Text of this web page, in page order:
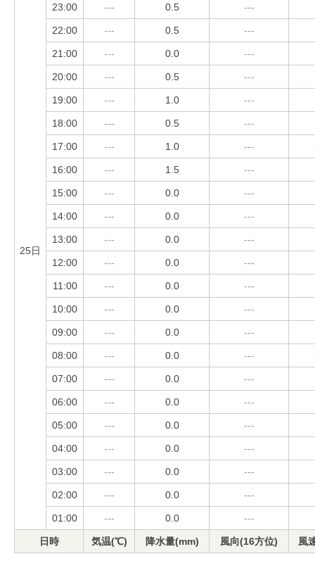
25日
23:00 --- 0.5 ---
22:00 --- 0.5 ---
21:00 --- 0.0 ---
20:00 --- 0.5 ---
19:00 --- 1.0 ---
18:00 --- 0.5 ---
17:00 --- 1.0 ---
16:00 --- 1.5 ---
15:00 --- 0.0 ---
14:00 --- 0.0 ---
13:00 --- 0.0 ---
12:00 --- 0.0 ---
11:00 --- 0.0 ---
10:00 --- 0.0 ---
09:00 --- 0.0 ---
08:00 --- 0.0 ---
07:00 --- 0.0 ---
06:00 --- 0.0 ---
05:00 --- 0.0 ---
04:00 --- 0.0 ---
03:00 --- 0.0 ---
02:00 --- 0.0 ---
01:00 --- 0.0 ---
日時 気温(℃) 降水量(mm) 風向(16方位) 風